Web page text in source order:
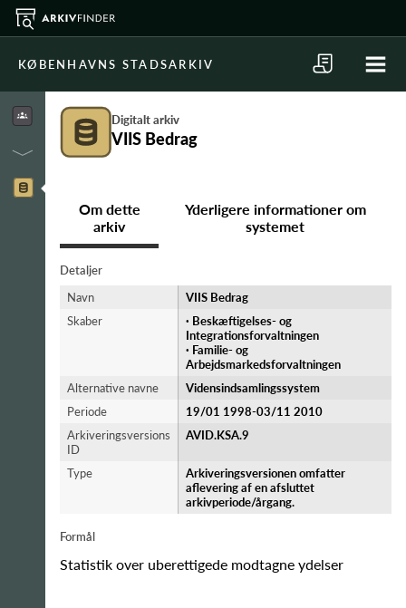
KØBENHAVNS STADSARKIV
Digitalt arkiv
VIIS Bedrag
Om dette
arkiv
Yderligere informationer om
systemet
Detaljer
Navn
VIIS Bedrag
Skaber
· Beskæftigelses- og
Integrationsforvaltningen
· Familie- og
Arbejdsmarkedsforvaltningen
Alternative navne
Vidensindsamlingssystem
Periode
19/01 1998-​03/11 2010
Arkiveringsversions
ID
AVID.KSA.9
Type
Arkiveringsversionen omfatter
aflevering af en afsluttet
arkivperiode/årgang.
Formål
Statistik over uberettigede modtagne ydelser